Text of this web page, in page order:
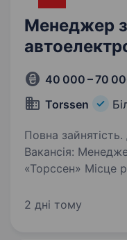
Менеджер
40 000 – 70
Torssen
Повна
Вакансія:
«Торссен» Місце
працювати в команді Високий
2 дні тому